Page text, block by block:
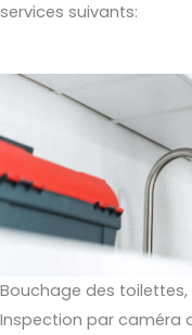
services suivants:
Bouchage des
Inspection par caméra